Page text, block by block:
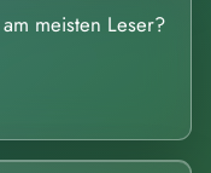
meisten Leser?